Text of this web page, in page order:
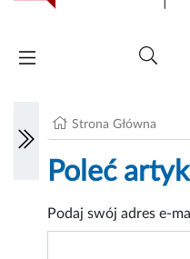
Strona Główna
Poleć
Podaj swój adres e-